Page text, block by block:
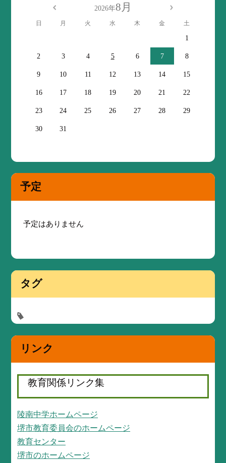
2026年8月
日 月 火 水 木 金 土
1
2 3 4 5 6 7 8
9 10 11 12 13 14 15
16 17 18 19 20 21 22
23 24 25 26 27 28 29
30 31
予定
予定はありません
タグ
リンク
教育関係リンク集
陵南中学ホームページ
堺市教育委員会のホームページ
教育センター
堺市のホームページ